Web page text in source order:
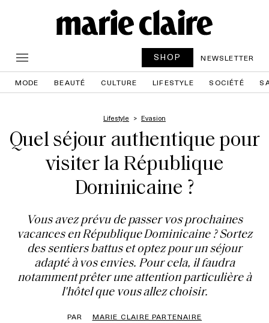
SHOP NEWSLETTER
MODE BEAUTÉ CULTURE LIFESTYLE SOCIÉTÉ
Lifestyle Evasion
Quel séjour authentique pour
visiter la République
Dominicaine ?
Vous avez prévu de passer vos prochaines
vacances en République Dominicaine ? Sortez
des sentiers battus et optez pour un séjour
adapté à vos envies. Pour cela, il faudra
notamment prêter une attention particulière à
l'hôtel que vous allez choisir.
PAR
MARIE CLAIRE PARTENAIRE